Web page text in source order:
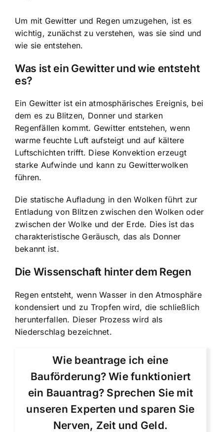
Um mit Gewitter und Regen umzugehen, ist es
wichtig, zunächst zu verstehen, was sie sind und
wie sie entstehen.
Was ist ein Gewitter und wie entsteht
es?
Ein Gewitter ist ein atmosphärisches Ereignis, bei
dem es zu Blitzen, Donner und starken
Regenfällen kommt. Gewitter entstehen, wenn
warme feuchte Luft aufsteigt und auf kältere
Luftschichten trifft. Diese Konvektion erzeugt
starke Aufwinde und kann zu Gewitterwolken
führen.
Die statische Aufladung in den Wolken führt zur
Entladung von Blitzen zwischen den Wolken oder
zwischen der Wolke und der Erde. Dies ist das
charakteristische Geräusch, das als Donner
bekannt ist.
Die Wissenschaft hinter dem Regen
Regen entsteht, wenn Wasser in den Atmosphäre
kondensiert und zu Tropfen wird, die schließlich
herunterfallen. Dieser Prozess wird als
Niederschlag bezeichnet.
Wie beantrage ich eine
Bauförderung? Wie funktioniert
ein Bauantrag? Sprechen Sie mit
unseren Experten und sparen Sie
Nerven, Zeit und Geld.